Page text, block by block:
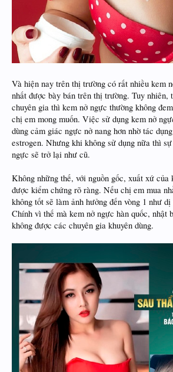
Và hiện nay trên thị trường có rất nhiều kem
nhất được bày bán trên thị trường. Tuy nhiên,
chuyên gia thì kem nở ngực thường không
chị em mong muốn. Việc sử dụng kem nở
dùng cảm giác ngực nở nang hơn nhờ tác
estrogen. Nhưng khi không sử dụng nữa thì
ngực sẽ trở lại như cũ.
Không những thế, với nguồn gốc, xuất xứ của
được kiểm chứng rõ ràng. Nếu chị em mua
không tốt sẽ làm ảnh hưởng đến vòng 1 như
Chính vì thế mà kem nở ngực hàn quốc, nhật
không được các chuyên gia khuyên dùng.